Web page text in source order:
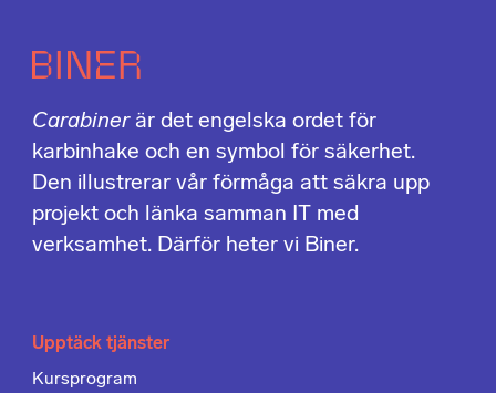
Carabinerär det engelska ordet för
karbinhake och en symbol för säkerhet.
Den illustrerar vår förmåga att säkra upp
projekt och länka samman IT med
verksamhet. Därför heter vi Biner.
Upptäck tjänster
Kursprogram